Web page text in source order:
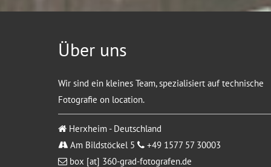
Über uns
Wir sind ein kleines Team, spezialisiert auf technische
Fotografie on location.
Herxheim - Deutschland
Am Bildstöckel 5
+49 1577 57 30003
box [at] 360-grad-fotografen.de